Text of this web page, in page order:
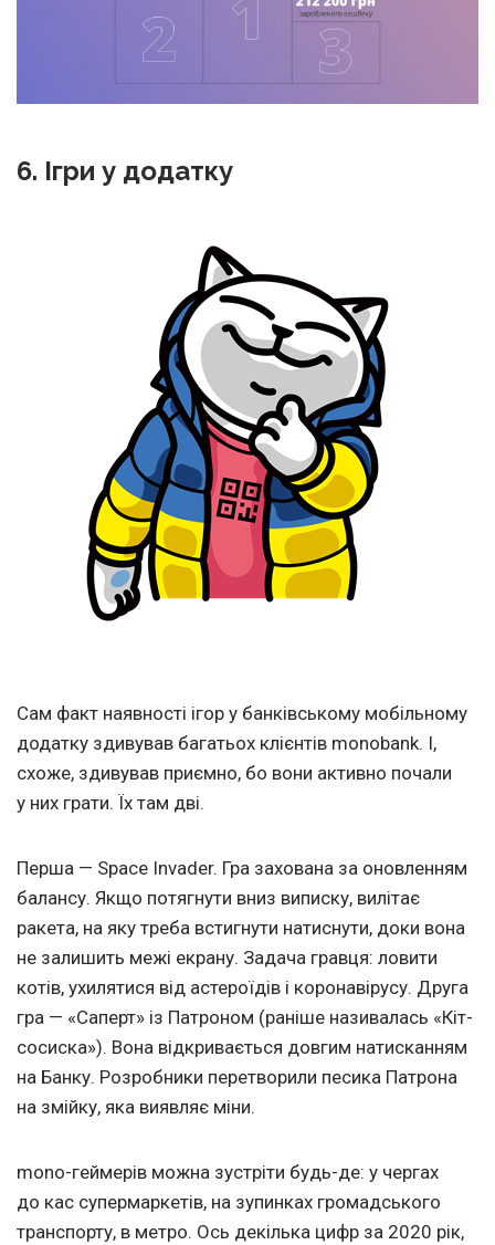
6. Ігри у додатку
Сам факт наявності ігор у банківському мобільному
додатку здивував багатьох клієнтів monobank. І,
схоже, здивував приємно, бо вони активно почали
у них грати. Їх там дві.
Перша — Space Invader. Гра захована за оновленням
балансу. Якщо потягнути вниз виписку, вилітає
ракета, на яку треба встигнути натиснути, доки вона
не залишить межі екрану. Задача гравця: ловити
котів, ухилятися від астероїдів і коронавірусу. Друга
гра — «Саперт» із Патроном (раніше називалась «Кіт-
сосиска»). Вона відкривається довгим натисканням
на Банку. Розробники перетворили песика Патрона
на змійку, яка виявляє міни.
mono-геймерів можна зустріти будь-де: у чергах
до кас супермаркетів, на зупинках громадського
транспорту, в метро. Ось декілька цифр за 2020 рік,